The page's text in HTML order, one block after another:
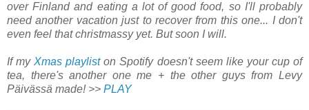
over Finland and eating a lot of good food, so I'll probably
need another vacation just to recover from this one... I don't
even feel that christmassy yet. But soon I will.
If myXmas playliston Spotify doesn't seem like your cup of
tea, there's another one me + the other guys from Levy
Päivässä made! >> PLAY